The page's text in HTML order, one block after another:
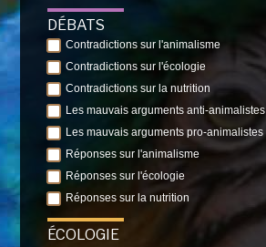
DÉBATS
Contradictions sur l'animalisme
Contradictions sur l'écologie
Contradictions sur la nutrition
Les mauvais arguments anti-animalistes
Les mauvais arguments pro-animalistes
Réponses sur l'animalisme
Réponses sur l'écologie
Réponses sur la nutrition
ÉCOLOGIE